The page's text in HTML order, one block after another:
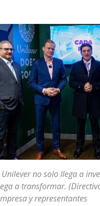
Unilever no solo llega a
a transformar.
y representantes